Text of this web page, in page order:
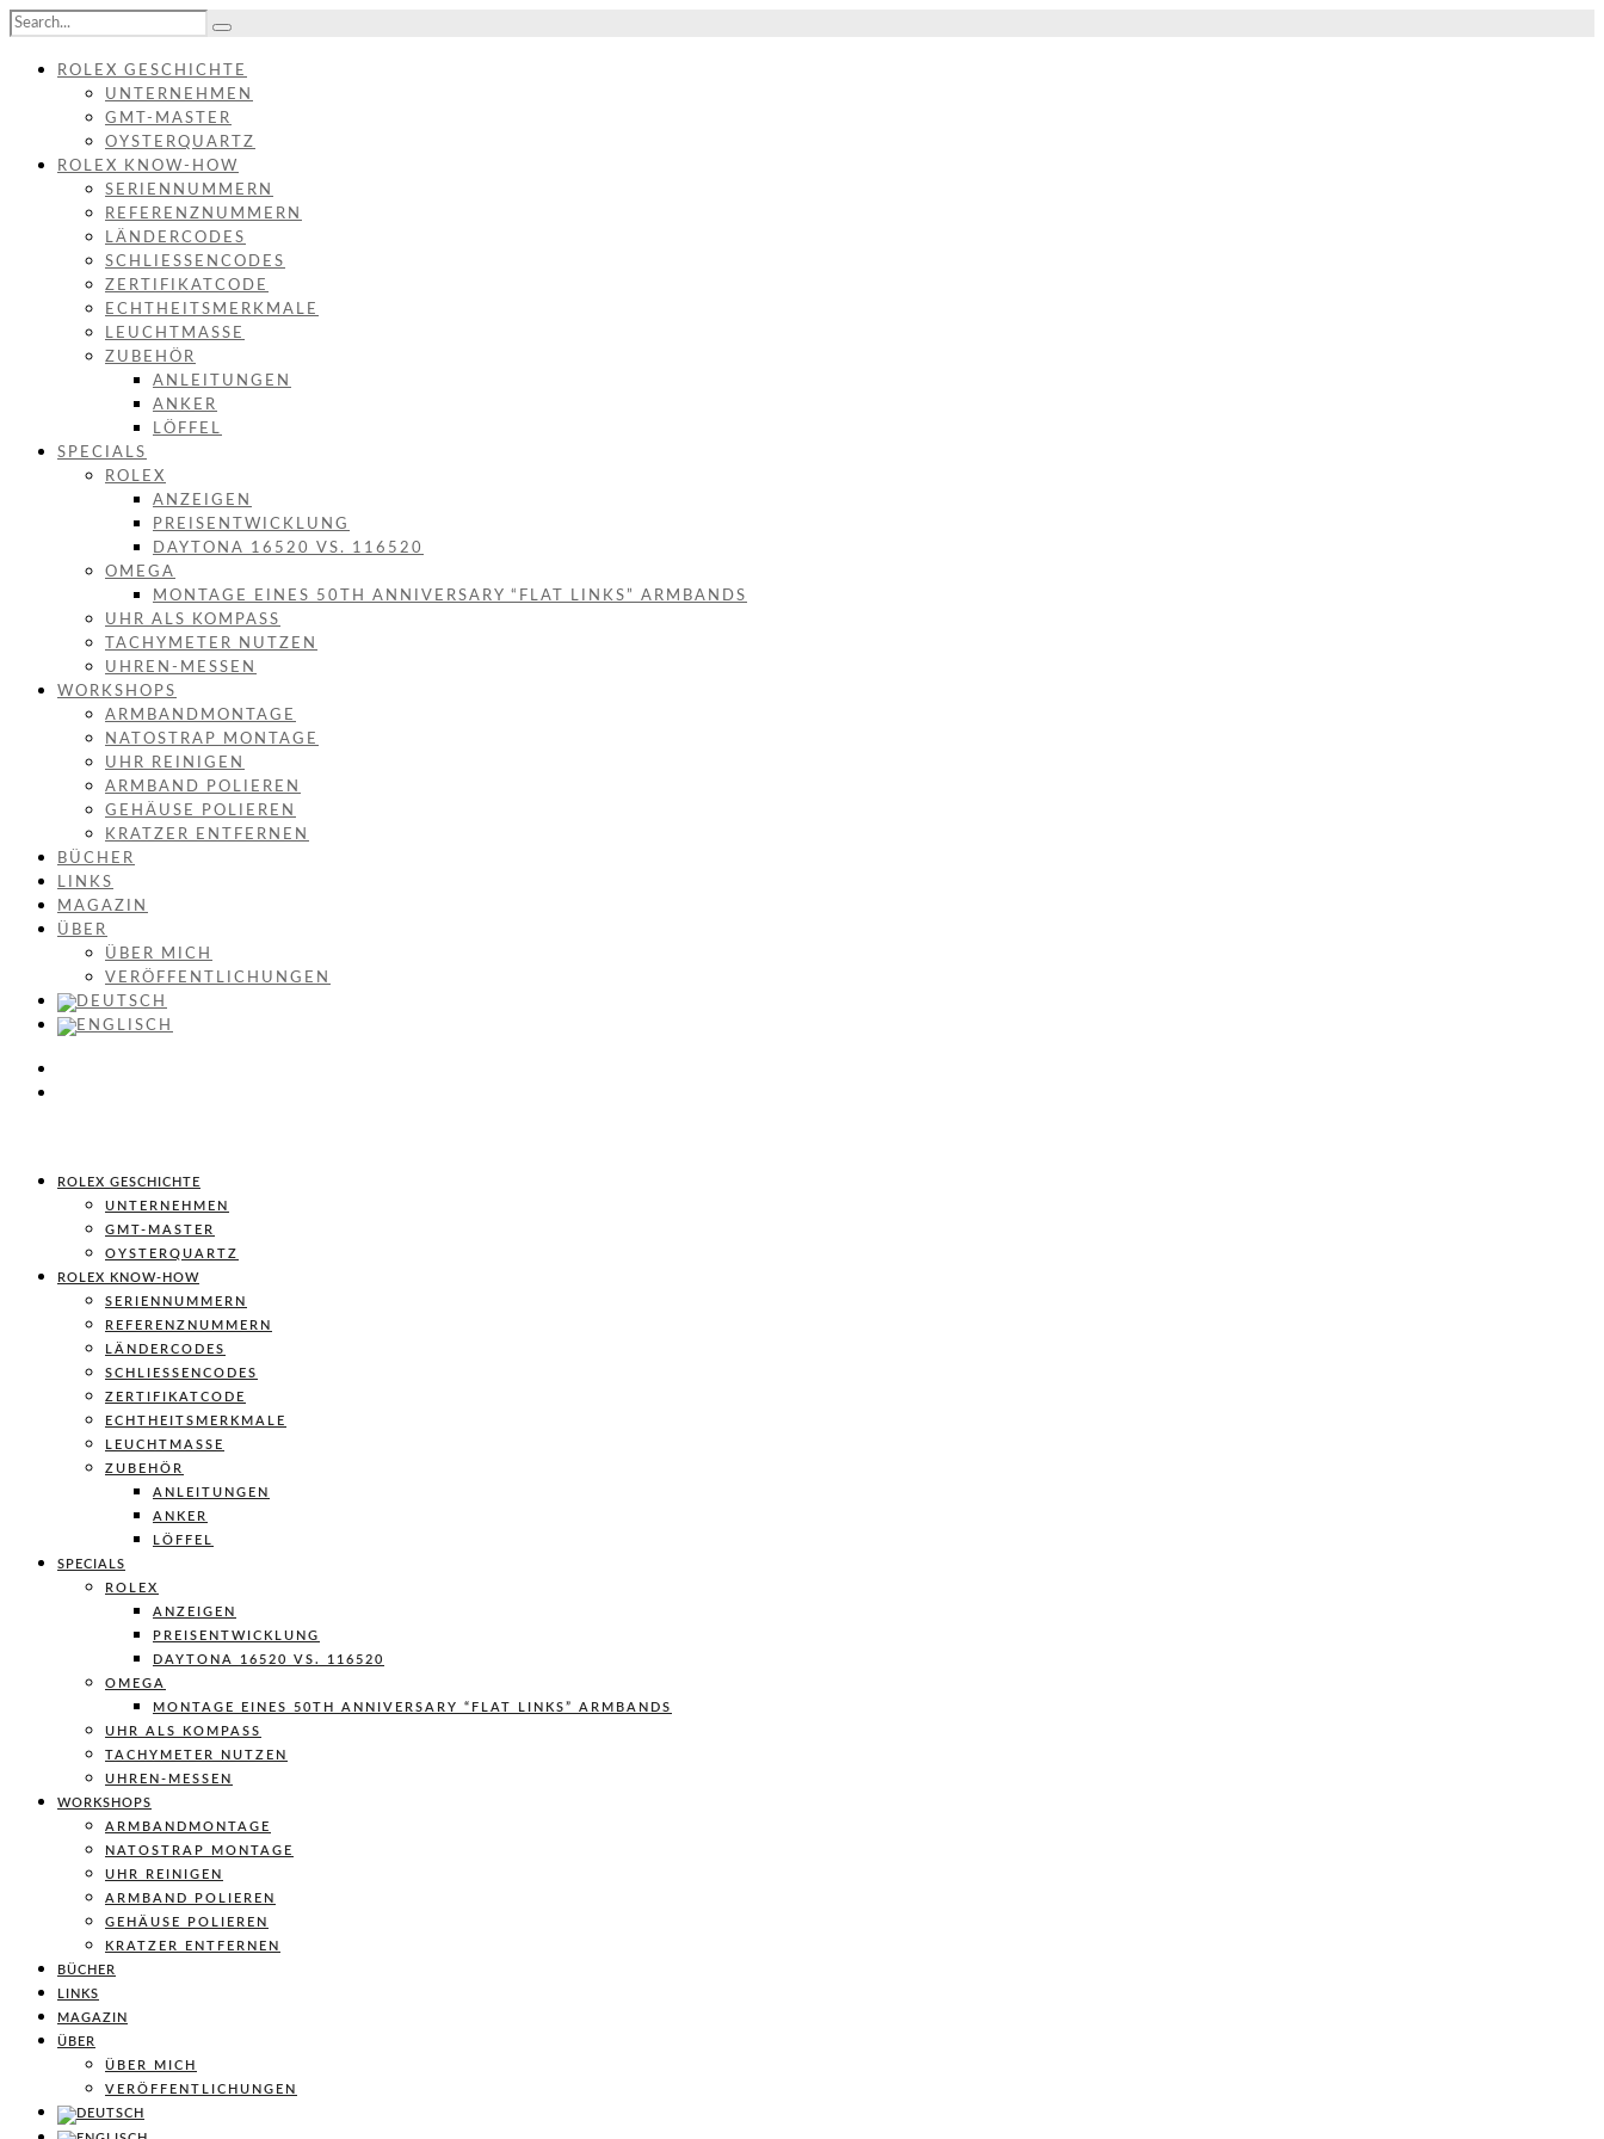
ROLEX GESCHICHTE
UNTERNEHMEN
GMT-MASTER
OYSTERQUARTZ
ROLEX KNOW-HOW
SERIENNUMMERN
REFERENZNUMMERN
LÄNDERCODES
SCHLIESSENCODES
ZERTIFIKATCODE
ECHTHEITSMERKMALE
LEUCHTMASSE
ZUBEHÖR
ANLEITUNGEN
ANKER
LÖFFEL
SPECIALS
ROLEX
ANZEIGEN
PREISENTWICKLUNG
DAYTONA 16520 VS. 116520
OMEGA
MONTAGE EINES 50TH ANNIVERSARY “FLAT LINKS” ARMBANDS
UHR ALS KOMPASS
TACHYMETER NUTZEN
UHREN-MESSEN
WORKSHOPS
ARMBANDMONTAGE
NATOSTRAP MONTAGE
UHR REINIGEN
ARMBAND POLIEREN
GEHÄUSE POLIEREN
KRATZER ENTFERNEN
BÜCHER
LINKS
MAGAZIN
ÜBER
ÜBER MICH
VERÖFFENTLICHUNGEN
ROLEX GESCHICHTE
UNTERNEHMEN
GMT-MASTER
OYSTERQUARTZ
ROLEX KNOW-HOW
SERIENNUMMERN
REFERENZNUMMERN
LÄNDERCODES
SCHLIESSENCODES
ZERTIFIKATCODE
ECHTHEITSMERKMALE
LEUCHTMASSE
ZUBEHÖR
ANLEITUNGEN
ANKER
LÖFFEL
SPECIALS
ROLEX
ANZEIGEN
PREISENTWICKLUNG
DAYTONA 16520 VS. 116520
OMEGA
MONTAGE EINES 50TH ANNIVERSARY “FLAT LINKS” ARMBANDS
UHR ALS KOMPASS
TACHYMETER NUTZEN
UHREN-MESSEN
WORKSHOPS
ARMBANDMONTAGE
NATOSTRAP MONTAGE
UHR REINIGEN
ARMBAND POLIEREN
GEHÄUSE POLIEREN
KRATZER ENTFERNEN
BÜCHER
LINKS
MAGAZIN
ÜBER
ÜBER MICH
VERÖFFENTLICHUNGEN